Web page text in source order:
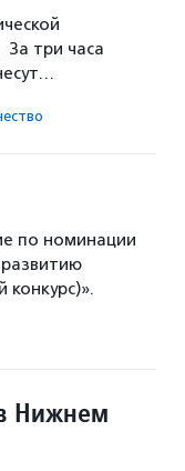
три часа
по номинации
конкурс)».
Нижнем